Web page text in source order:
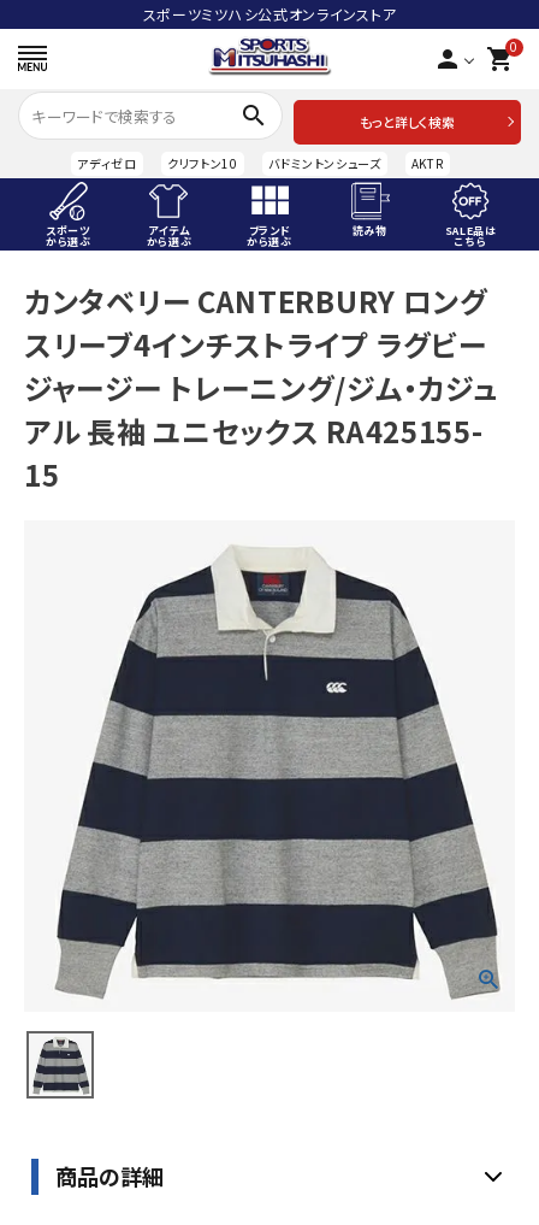
スポーツミツハシ公式オンラインストア
person 0
shopping_cart
search
もっと詳しく検索
アディゼロ クリフトン10 バドミントンシューズ AKTR
スポーツ
から選ぶ
アイテム
から選ぶ
ブランド
から選ぶ
読み物 SALE品は
こちら
ACCOUNT MENU
ようこそ ゲスト 様
meeting_room person 会員登録
スポーツから選ぶ
SALE品はこちら
INFORMATIOM
ご利用ガイド
お問い合わせ
メルマガ登録
特定商取引法
プライバシーポリシー
カンタベリー CANTERBURY ロング
スリーブ4インチストライプ ラグビー
ジャージー トレーニング/ジム・カジュ
アル 長袖 ユニセックス RA425155-
15
商品の詳細